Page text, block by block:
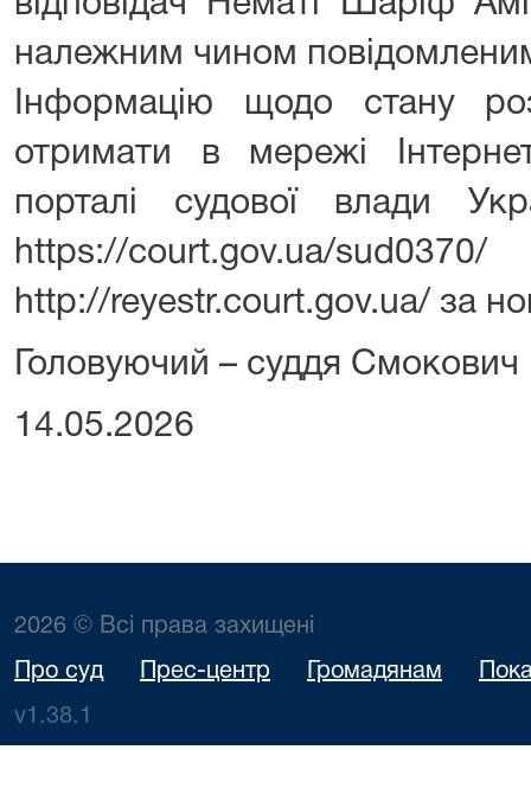
належним чином
Інформацію щодо стану
отримати в мережі
порталі судової влади
https://
http://reyestr.court.gov.ua/ за
Головуючий – суддя Смокович
14.05.2026
2026 © Всі права захищені
Про суд Прес-центр Громадянам
v1.38.1